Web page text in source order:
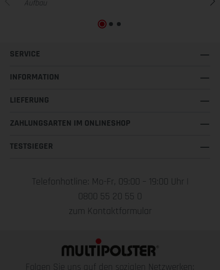
Aufbau
SERVICE
INFORMATION
LIEFERUNG
ZAHLUNGSARTEN IM ONLINESHOP
TESTSIEGER
Telefonhotline: Mo-Fr, 09:00 – 19:00 Uhr |
0800 55 20 55 0
zum Kontaktformular
Folgen Sie uns auf den sozialen Netzwerken: